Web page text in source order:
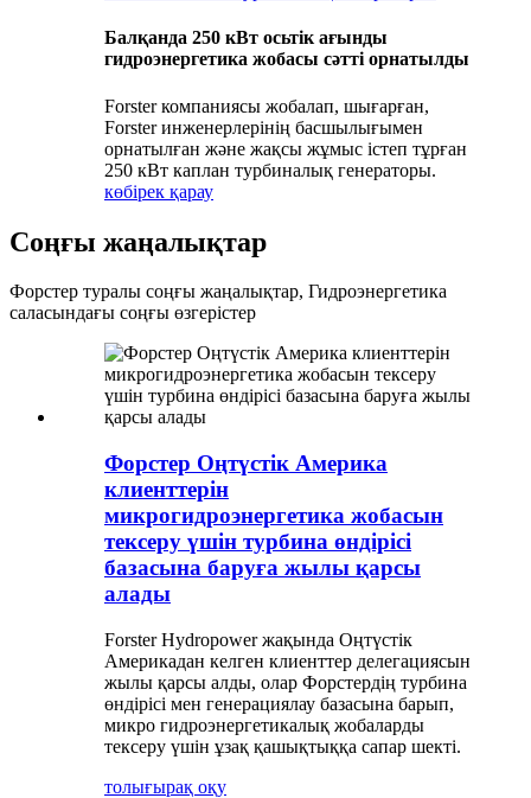
Балқанда 250 кВт осьтік ағынды
гидроэнергетика жобасы сәтті орнатылды
Forster компаниясы жобалап, шығарған,
Forster инженерлерінің басшылығымен
орнатылған және жақсы жұмыс істеп тұрған
250 кВт каплан турбиналық генераторы.
көбірек қарау
Соңғы жаңалықтар
Форстер туралы соңғы жаңалықтар, Гидроэнергетика
саласындағы соңғы өзгерістер
Форстер Оңтүстік Америка
клиенттерін
микрогидроэнергетика жобасын
тексеру үшін турбина өндірісі
базасына баруға жылы қарсы
алады
Forster Hydropower жақында Оңтүстік
Америкадан келген клиенттер делегациясын
жылы қарсы алды, олар Форстердің турбина
өндірісі мен генерациялау базасына барып,
микро гидроэнергетикалық жобаларды
тексеру үшін ұзақ қашықтыққа сапар шекті.
толығырақ оқу